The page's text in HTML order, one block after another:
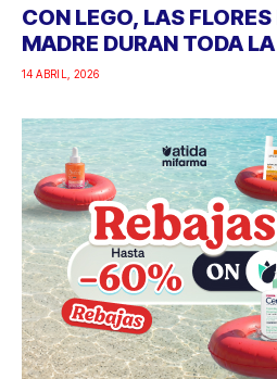
CON LEGO, LAS
MADRE DURAN TODA
14 ABRIL, 2026